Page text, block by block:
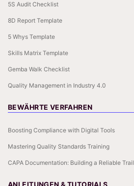
5S Audit Checklist
8D Report Template
5 Whys Template
Skills Matrix Template
Gemba Walk Checklist
Quality Management in Industry 4.0
BEWÄHRTE VERFAHREN
Boosting Compliance with Digital Tools
Mastering Quality Standards Training
CAPA Documentation: Building a Reliable Trail